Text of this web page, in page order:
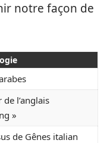
notre façon de
l’anglais
»
de Gênes italian